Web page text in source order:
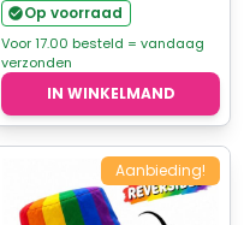
Op voorraad
Voor 17.00 besteld = vandaag
verzonden
IN WINKELMAND
Aanbieding!